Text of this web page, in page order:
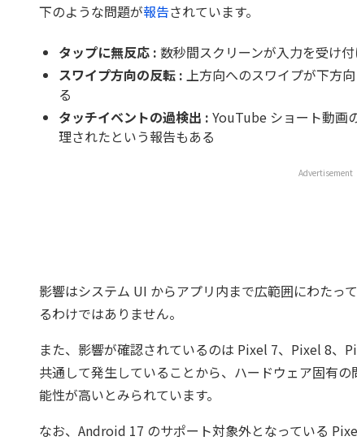
下のような問題が報告されています。
タップに無反応 : 数秒間スクリーンが入力を受け
スワイプ方向の反転 : 上方向へのスワイプが下方
る
タッチイベントの過検出 : YouTube ショート動画
理されたという報告もある
Advertisement
影響はシステム UI からアプリ内まで広範囲にわたっ
るわけではありません。
また、影響が確認されているのは Pixel 7、Pixel 8、
共通して発生していることから、ハードウェア固有
能性が高いとみられています。
なお、Android 17 のサポート対象外となっている